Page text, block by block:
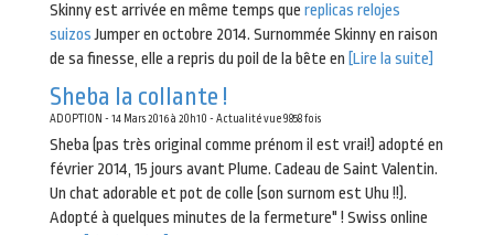
Skinny est arrivée en même temps que replicas relojes
suizosJumper en octobre 2014. Surnommée Skinny en raison
de sa finesse, elle a repris du poil de la bête en [Lire la suite]
Sheba la collante !
ADOPTION - 14 Mars 2016 à 20h10 - Actualité vue 9858 fois
Sheba (pas très original comme prénom il est vrai!) adopté en
février 2014, 15 jours avant Plume. Cadeau de Saint Valentin.
Un chat adorable et pot de colle (son surnom est Uhu !!).
Adopté à quelques minutes de la fermeture" ! Swiss online